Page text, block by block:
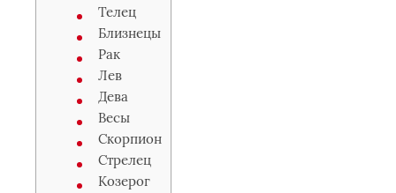
Телец
Близнецы
Рак
Лев
Дева
Весы
Скорпион
Стрелец
Козерог